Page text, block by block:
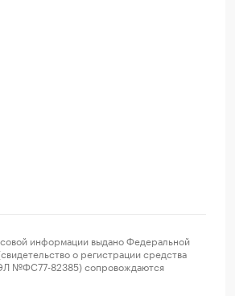
информации выдано Федеральной
о регистрации средства
№ФС77-82385) сопровождаются